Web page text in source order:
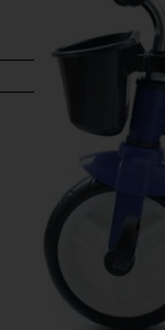
הוספה לסל
?